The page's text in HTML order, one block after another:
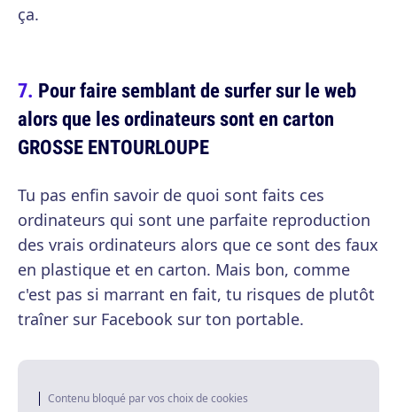
ça.
Pour faire semblant de surfer sur le web
alors que les ordinateurs sont en carton
GROSSE ENTOURLOUPE
Tu pas enfin savoir de quoi sont faits ces
ordinateurs qui sont une parfaite reproduction
des vrais ordinateurs alors que ce sont des faux
en plastique et en carton. Mais bon, comme
c'est pas si marrant en fait, tu risques de plutôt
traîner sur Facebook sur ton portable.
Contenu bloqué par vos choix de cookies